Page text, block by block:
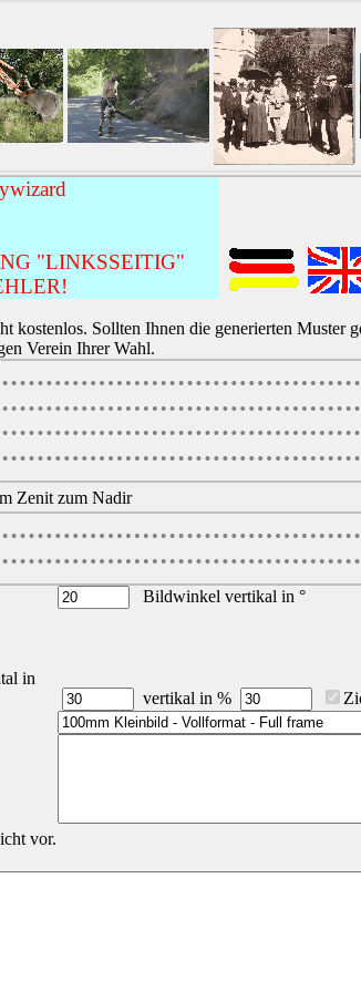
"LINKSSEITIG"
kostenlos. Sollten Ihnen die generierten Muster
Verein Ihrer Wahl.
Zenit zum Nadir
Bildwinkel vertikal in °
in
vertikal in %
vor.